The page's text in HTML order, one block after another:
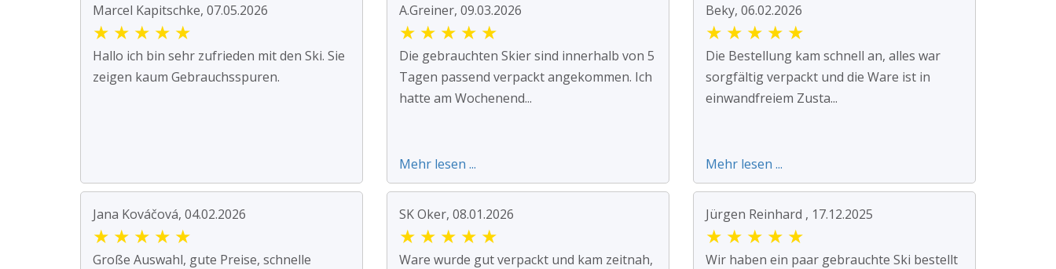
Marcel Kapitschke, 07.05.2026
★ ★ ★ ★ ★
Hallo ich bin sehr zufrieden mit den Ski. Sie
zeigen kaum Gebrauchsspuren.
A.Greiner, 09.03.2026
★ ★ ★ ★ ★
Die gebrauchten Skier sind innerhalb von 5
Tagen passend verpackt angekommen. Ich
hatte am Wochenend...
Mehr lesen ...
Beky, 06.02.2026
★ ★ ★ ★ ★
Die Bestellung kam schnell an, alles war
sorgfältig verpackt und die Ware ist in
einwandfreiem Zusta...
Mehr lesen ...
Jana Kováčová, 04.02.2026
★ ★ ★ ★ ★
Große Auswahl, gute Preise, schnelle
SK Oker, 08.01.2026
★ ★ ★ ★ ★
Ware wurde gut verpackt und kam zeitnah,
Jürgen Reinhard , 17.12.2025
★ ★ ★ ★ ★
Wir haben ein paar gebrauchte Ski bestellt